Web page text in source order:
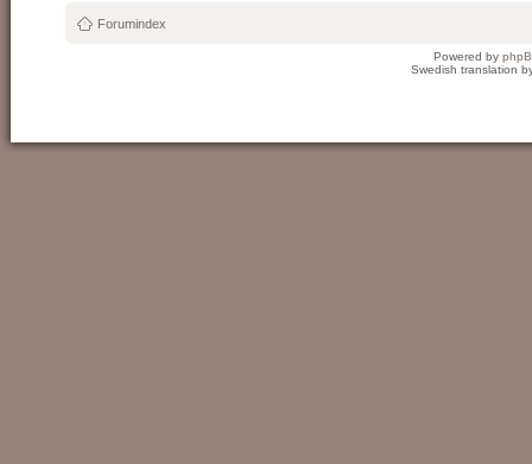
Forumindex
Powered by
Swedish translation